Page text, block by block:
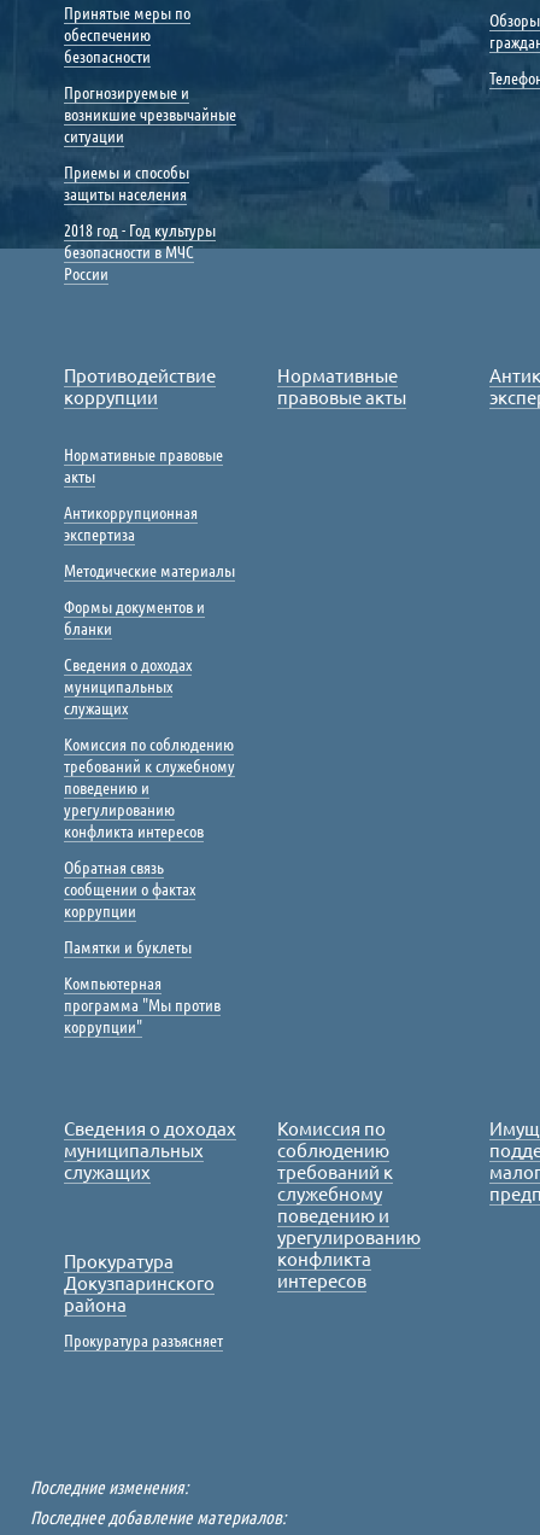
Принятые меры по
обеспечению
безопасности
Прогнозируемые и
возникшие чрезвычайные
ситуации
Приемы и способы
защиты населения
2018 год - Год культуры
безопасности в МЧС
России
Противодействие
коррупции
Нормативные правовые
акты
Антикоррупционная
экспертиза
Методические материалы
Формы документов и
бланки
Сведения о доходах
муниципальных
служащих
Комиссия по соблюдению
требований к служебному
поведению и
урегулированию
конфликта интересов
Обратная связь
сообщении о фактах
коррупции
Памятки и буклеты
Компьютерная
программа "Мы против
коррупции"
Нормативные
правовые акты
Сведения о доходах
муниципальных
служащих
Комиссия по
соблюдению
требований к
служебному
поведению и
урегулированию
конфликта
интересов
Прокуратура
Докузпаринского
района
Прокуратура разъясняет
Последние изменения:
Последнее добавление материалов: